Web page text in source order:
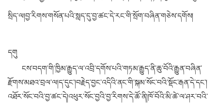
སྲིད་ལ།བྱ་རིགས་གསོན་པའི་སླད་དུ་བྱ་ཚང་དེ་རང་གི་སྲོག་བཞིན་གཅེས་དགོས།
དགུ
ངས་བདག་གི་ཁྱིམ་རྒྱུད་ལ་འབྲི་དགོས་པའི་གཏམ་རྒྱུད་ནི་ཆུ་བོའི་རྒྱུན་བཞིན་
རྫོགས་མཐའ་བྲལ་ལ།ད་དུང་།བརྗེད་བྱང་འདིའི་ནང་གི་སྐམ་སོང་བའི་སྡོང་རྒན་དེ་དང་།
འཐོར་སོང་བའི་བྱ་ཚང་དེ།འཕུར་སོང་བྱའི་བྱ་རིགས་དེ་ཚོ་ནི།ཁོ་བོའི་མི་ཚེ་ལ་ཤར་བའི་